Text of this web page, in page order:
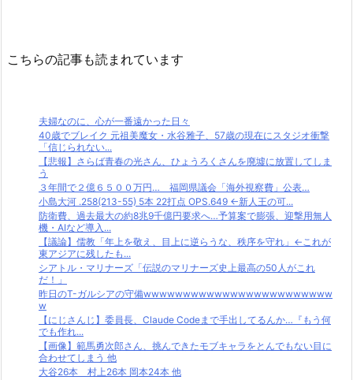
こちらの記事も読まれています
夫婦なのに、心が一番遠かった日々
40歳でブレイク 元祖美魔女・水谷雅子、57歳の現在にスタジオ衝撃
「信じられない...
【悲報】さらば青春の光さん、ひょうろくさんを廃墟に放置してしま
う
３年間で２億６５００万円… 福岡県議会「海外視察費」公表…
小島大河 .258(213-55) 5本 22打点 OPS.649 ←新人王の可...
防衛費、過去最大の約8兆9千億円要求へ…予算案で膨張、迎撃用無人
機・AIなど導入...
【議論】儒教「年上を敬え、目上に逆らうな、秩序を守れ」←これが
東アジアに残したも...
シアトル・マリナーズ「伝説のマリナーズ史上最高の50人がこれ
だ！」
昨日のT-ガルシアの守備wwwwwwwwwwwwwwwwwwwwwwww
w
【にじさんじ】委員長、Claude Codeまで手出してるんか…『もう何
でも作れ...
【画像】範馬勇次郎さん、挑んできたモブキャラをとんでもない目に
合わせてしまう 他
大谷26本 村上26本 岡本24本 他